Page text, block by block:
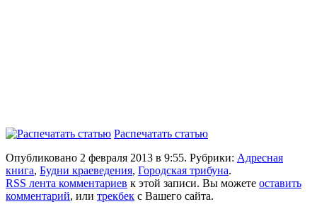
Распечатать статью
Опубликовано 2 февраля 2013 в 9:55. Рубрики: Адресная
книга, Будни краеведения, Городская трибуна.
RSS лента комментариев к этой записи. Вы можете оставить
комментарий, или трекбек с Вашего сайта.